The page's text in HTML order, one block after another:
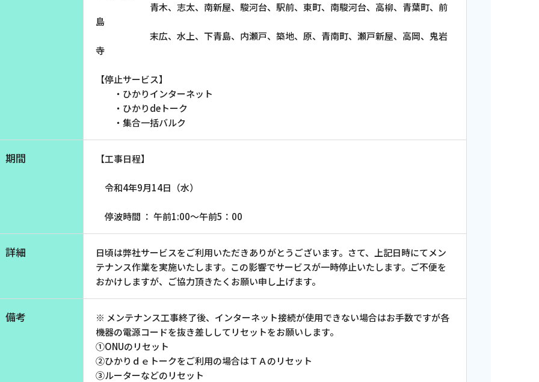
青木、志太、南新屋、駿河台、駅前、東町、南駿河台、高柳、青葉町、前
島
末広、水上、下青島、内瀬戸、築地、原、青南町、瀬戸新屋、高岡、鬼岩
寺
【停止サービス】
・ひかりインターネット
・ひかりdeトーク
・集合一括バルク
期間 【工事日程】
令和4年9月14日（水）
停波時間 ： 午前1:00～午前5：00
詳細
日頃は弊社サービスをご利用いただきありがとうございます。さて、上記日時にてメン
テナンス作業を実施いたします。この影響でサービスが一時停止いたします。ご不便を
おかけしますが、ご協力頂きたくお願い申し上げます。
備考
※ メンテナンス工事終了後、インターネット接続が使用できない場合はお手数ですが各
機器の電源コードを抜き差ししてリセットをお願いします。
①ONUのリセット
②ひかりｄｅトークをご利用の場合はＴＡのリセット
③ルーターなどのリセット